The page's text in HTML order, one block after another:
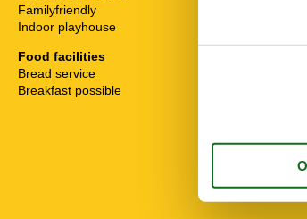
Familyfriendly
Indoor playhouse
Food facilities
Bread service
Breakfast possible